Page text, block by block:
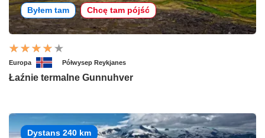
Byłem tam Chcę tam pójść
Europa Półwysep Reykjanes
Łaźnie termalne Gunnuhver
Dystans 240 km